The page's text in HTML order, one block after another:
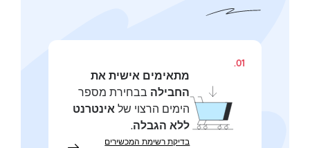
מתאימים אישית את
החבילהבבחירת מספר
הימים הרצוי שלאינטרנט
ללא הגבלה.
בדיקת רשימת המכשירים